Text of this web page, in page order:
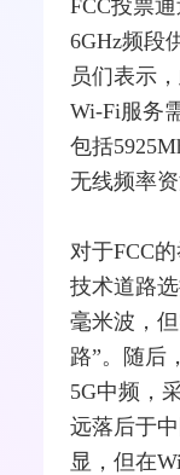
FCC投票
6GHz频段
员们表示
Wi-Fi服务
包括
无线频率资
对于FCC
技术道路
毫米波，
路”。随后
5G中频，
远落后于
显，但在